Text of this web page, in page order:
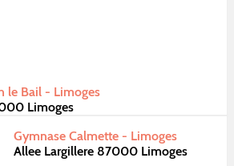
le Bail - Limoges
Limoges
Gymnase Calmette - Limoges
Allee Largillere 87000 Limoges